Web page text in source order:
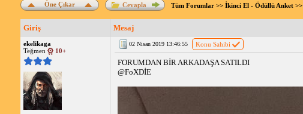
Öne Çıkar Cevapla Tüm Forumlar>> İkinci El - Ödüllü Anket>>
Giriş Mesaj
ekelikaga
Teğmen
10+
02 Nisan 2019 13:46:55 Konu Sahibi
FORUMDAN BİR ARKADAŞA SATILDI
@FoXDİE